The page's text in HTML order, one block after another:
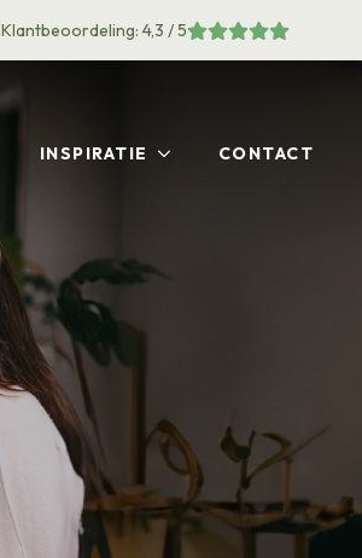
Klantbeoordeling: 4,3 / 5
INSPIRATIE CONTACT